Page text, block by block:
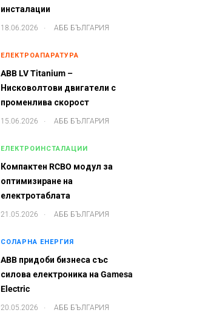
инсталации
18.06.2026 . АББ БЪЛГАРИЯ
ЕЛЕКТРОАПАРАТУРА
ABB LV Titanium –
Нисковолтови двигатели с
променлива скорост
15.06.2026 . АББ БЪЛГАРИЯ
ЕЛЕКТРОИНСТАЛАЦИИ
Компактен RCBO модул за
оптимизиране на
електротаблата
21.05.2026 . АББ БЪЛГАРИЯ
СОЛАРНА ЕНЕРГИЯ
ABB придоби бизнеса със
силова електроника на Gamesa
Electric
20.05.2026 . АББ БЪЛГАРИЯ